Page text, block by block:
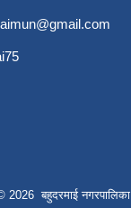
2026 बहुदरमाई नगरपालिका